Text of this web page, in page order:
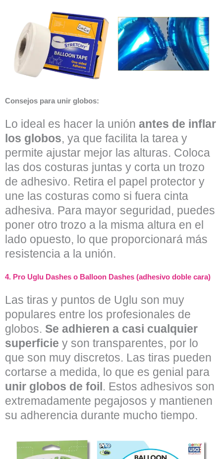
Consejos para unir globos:
Lo ideal es hacer la unión antes de inflar
los globos, ya que facilita la tarea y
permite ajustar mejor las alturas. Coloca
las dos costuras juntas y corta un trozo
de adhesivo. Retira el papel protector y
une las costuras como si fuera cinta
adhesiva. Para mayor seguridad, puedes
poner otro trozo a la misma altura en el
lado opuesto, lo que proporcionará más
resistencia a la unión.
4. Pro Uglu Dashes o Balloon Dashes (adhesivo doble cara)
Las tiras y puntos de Uglu son muy
populares entre los profesionales de
globos. Se adhieren a casi cualquier
superficie y son transparentes, por lo
que son muy discretos. Las tiras pueden
cortarse a medida, lo que es genial para
unir globos de foil . Estos adhesivos son
extremadamente pegajosos y mantienen
su adherencia durante mucho tiempo.